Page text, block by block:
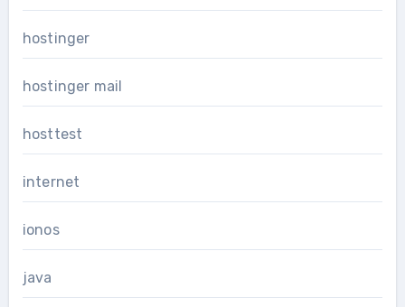
hostinger
hostinger mail
hosttest
internet
ionos
java